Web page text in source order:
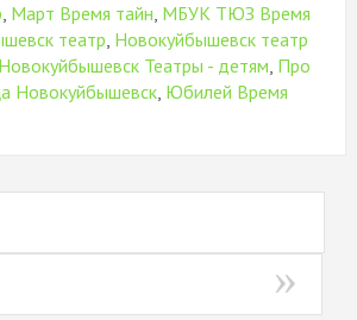
, Март Время тайн, МБУК ТЮЗ Время
театр, Новокуйбышевск театр
Новокуйбышевск Театры - детям, Про
Новокуйбышевск, Юбилей Время